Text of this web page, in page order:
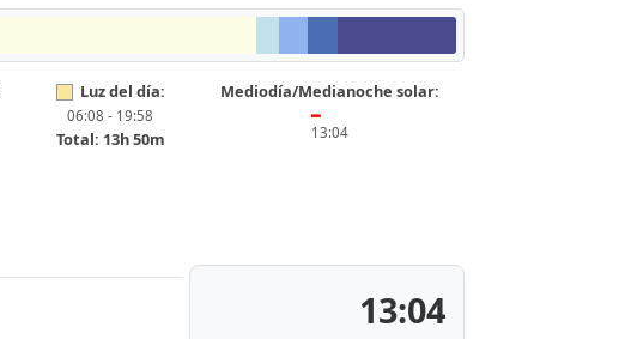
Luz del día:
06:08 - 19:58
Total: 13h 50m
Mediodía/Medianoche solar:
━
13:04
13:04